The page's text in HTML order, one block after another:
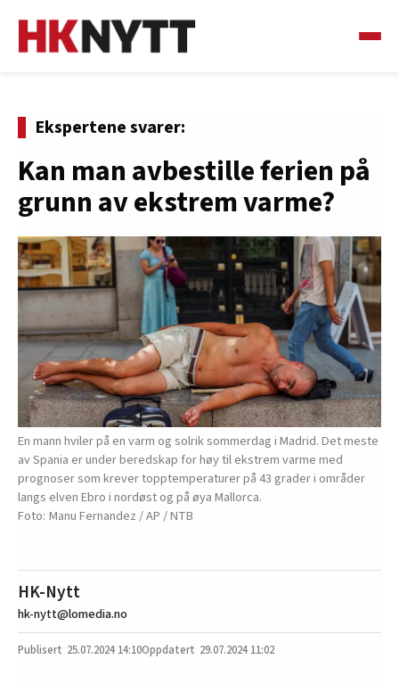
Ekspertene svarer:
Kan man avbestille ferien på
grunn av ekstrem varme?
En mann hviler på en varm og solrik sommerdag i Madrid. Det meste
av Spania er under beredskap for høy til ekstrem varme med
prognoser som krever topptemperaturer på 43 grader i områder
langs elven Ebro i nordøst og på øya Mallorca.
Manu Fernandez / AP / NTB
HK-Nytt
hk-nytt@lomedia.no
25.07.2024 14:10 29.07.2024 11:02